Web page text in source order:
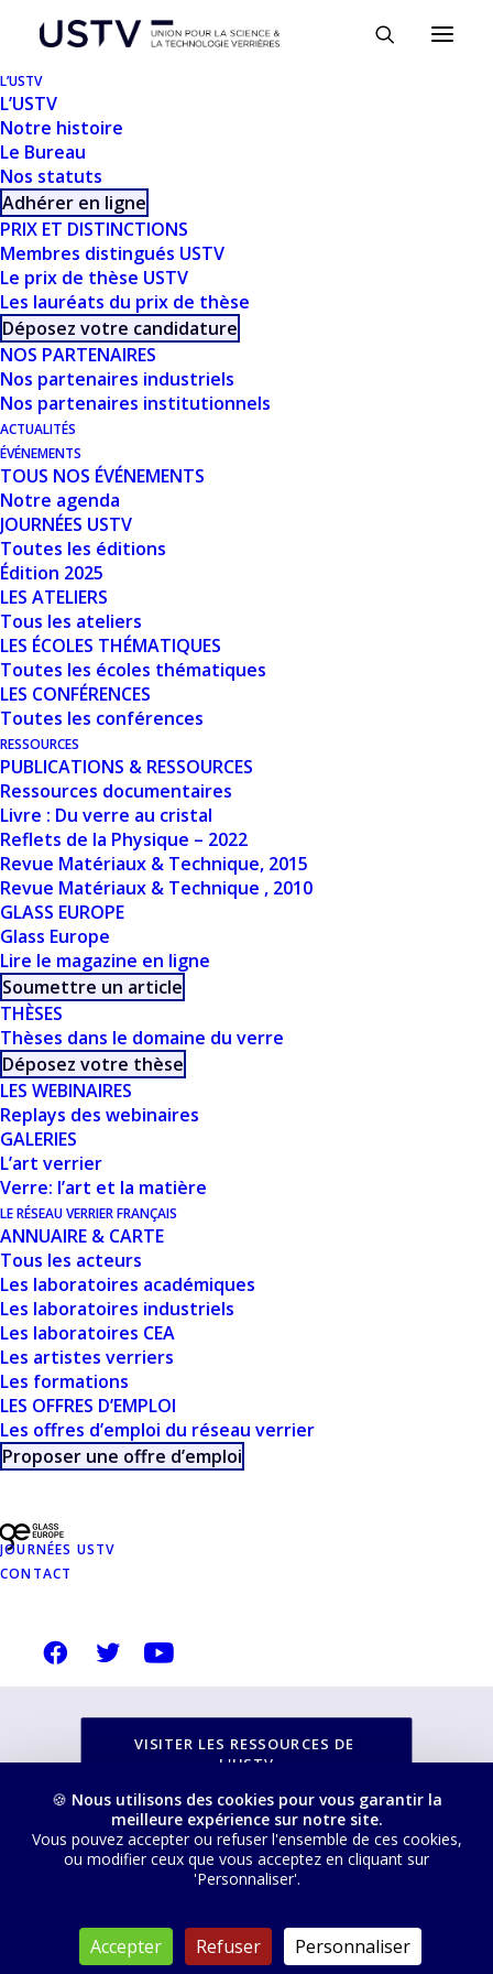
L’USTV
L’USTV
Notre histoire
Le Bureau
Nos statuts
Adhérer en ligne
PRIX ET DISTINCTIONS
Membres distingués USTV
Le prix de thèse USTV
Les lauréats du prix de thèse
Déposez votre candidature
NOS PARTENAIRES
Nos partenaires industriels
Nos partenaires institutionnels
ACTUALITÉS
ÉVÉNEMENTS
TOUS NOS ÉVÉNEMENTS
Notre agenda
JOURNÉES USTV
Toutes les éditions
Édition 2025
LES ATELIERS
Tous les ateliers
LES ÉCOLES THÉMATIQUES
Toutes les écoles thématiques
LES CONFÉRENCES
Toutes les conférences
RESSOURCES
PUBLICATIONS & RESSOURCES
Ressources documentaires
Livre : Du verre au cristal
Reflets de la Physique – 2022
Revue Matériaux & Technique, 2015
Revue Matériaux & Technique , 2010
GLASS EUROPE
Glass Europe
Lire le magazine en ligne
Soumettre un article
THÈSES
Thèses dans le domaine du verre
Déposez votre thèse
LES WEBINAIRES
Replays des webinaires
GALERIES
L’art verrier
Verre: l’art et la matière
LE RÉSEAU VERRIER FRANÇAIS
ANNUAIRE & CARTE
Tous les acteurs
Les laboratoires académiques
Les laboratoires industriels
Les laboratoires CEA
Les artistes verriers
Les formations
LES OFFRES D’EMPLOI
Les offres d’emploi du réseau verrier
Proposer une offre d’emploi
JOURNÉES USTV
CONTACT
Télécharger
Taille du fichier
Nombre de fichiers
Date de création
Dernière mise à
jour
LE STOCKAGE DE
DONNÉES
PÉRENNE DANS
LES ERRES : MYTHE
OU RÉALITÉ ? - L.
CANIONI
CE DOCUMENT FAIT
PARTIE D'UN
ENSEMBLE DE
RESSOURCES
PROPOSÉES SUR
filtrer, trier et télécharger depuis cette page :
VISITER LES RESSOURCES DE
L'USTV
🍪 Nous utilisons des cookies pour vous garantir la
meilleure expérience sur notre site.
Vous pouvez accepter ou refuser l'ensemble de ces cookies,
ou modifier ceux que vous acceptez en cliquant sur
'Personnaliser'.
Accepter Refuser Personnaliser